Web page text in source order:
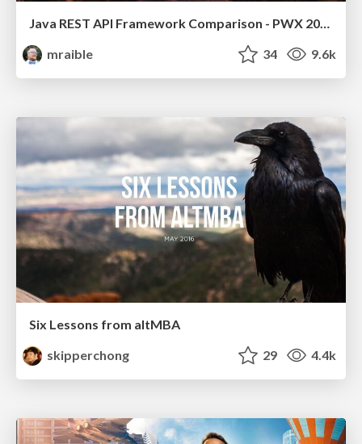
Java REST API Framework Comparison - PWX 2021
mraible
34 9.6k
Six Lessons from altMBA
skipperchong
29 4.4k